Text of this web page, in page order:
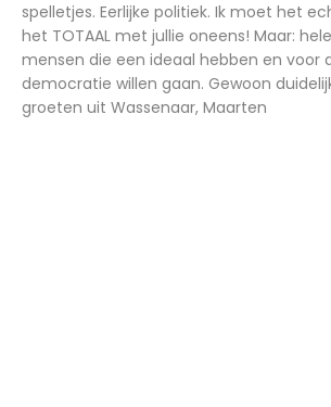
spelletjes. Eerlijke politiek. Ik moet het
het TOTAAL met jullie oneens! Maar:
mensen die een ideaal hebben en voor
democratie willen gaan. Gewoon
groeten uit Wassenaar, Maarten